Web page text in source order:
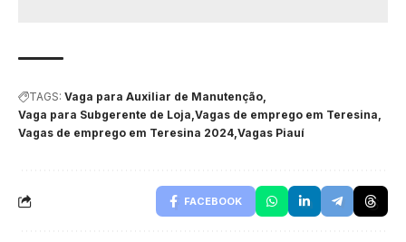
TAGS: Vaga para Auxiliar de Manutenção
Vaga para Subgerente de Loja Vagas de emprego em Teresina
Vagas de emprego em Teresina 2024 Vagas Piauí
FACEBOOK